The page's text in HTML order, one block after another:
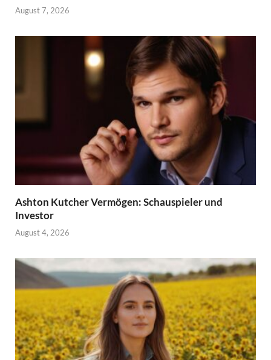
August 7, 2026
Ashton Kutcher Vermögen: Schauspieler und
Investor
August 4, 2026